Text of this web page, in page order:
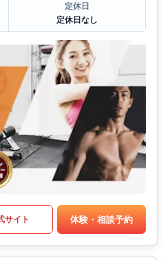
定休日
定休日なし
サイト 体験・相談予約